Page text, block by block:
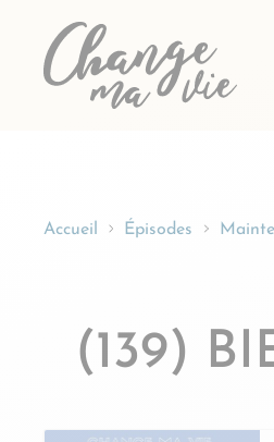
Passer
Accueil Épisodes
(139)